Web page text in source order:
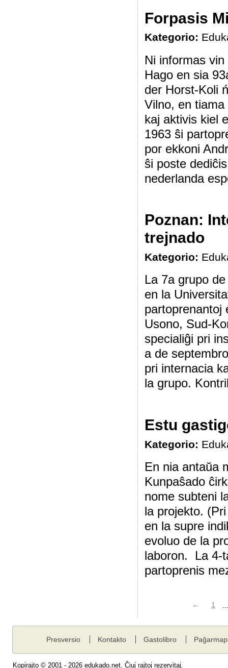
Forpasis
Kategorio:
Ni informas
Hago en sia
der Horst-Koli
Vilno, en
kaj aktivis kiel
1963 ŝi
por ekkoni
ŝi poste
nederlanda
Poznan:
trejnado
Kategorio:
La 7a grupo
en la
partoprenantoj
Usono, Sud-
specialiĝi pri
a de
pri internacia
la grupo.
Estu
Kategorio:
En nia antaŭa
Kunpaŝado
nome subteni
la projekto.
en la supre
evoluo de la
laboron. La 4-
partoprenis
← 1
Presversio Kontakto Gastolibro
Kopirajto © 2001 - 2026 edukado.net. Ĉiuj rajtoj rezervitaj.